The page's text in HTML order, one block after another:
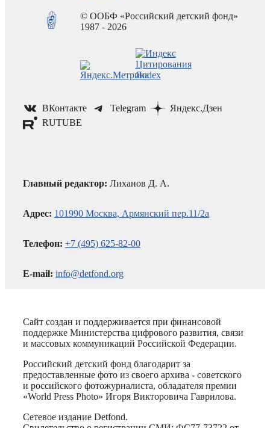
© ООБФ «Российский детский фонд»
1987 - 2026
ВКонтакте Telegram
Яндекс.Дзен
RUTUBE
Главный редактор: Лиханов Д. А.
Адрес: 101990 Москва, Армянский пер.11/2а
Телефон: +7 (495) 625-82-00
E-mail: info@detfond.org
Сайт создан и поддерживается при финансовой
поддержке Министерства цифрового развития, связи
и массовых коммуникаций Российской Федерации.
Российский детский фонд благодарит за
предоставленные фото из своего архива - советского
и российского фотожурналиста, обладателя премии
«World Press Photo» Игоря Викторовича Гаврилова.
Сетевое издание Detfond.